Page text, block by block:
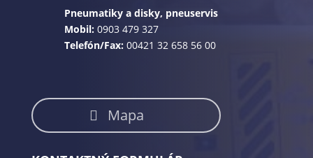
Pneumatiky a disky, pneuservis
Mobil:0903 479 327
Telefón/Fax:00421 32 658 56 00
Mapa